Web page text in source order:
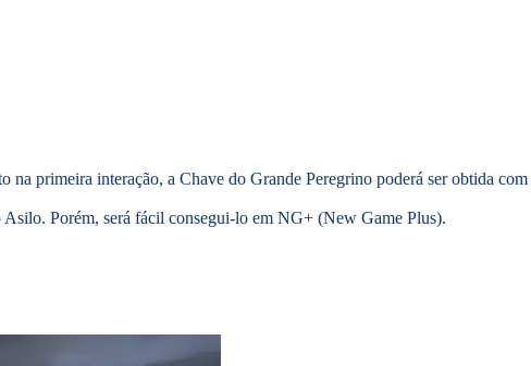
primeira interação, a Chave do Grande Peregrino poderá ser obtida com
Porém, será fácil consegui-lo em NG+ (New Game Plus).